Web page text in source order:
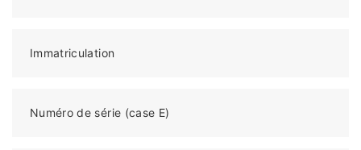
Immatriculation
Numéro de série (case E)